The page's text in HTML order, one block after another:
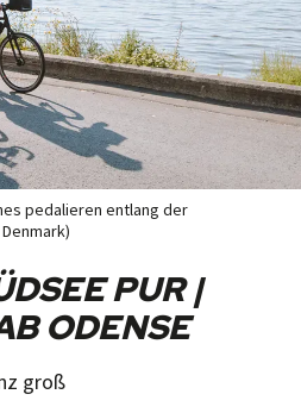
pedalieren entlang der
PUR |
ODENSE
groß